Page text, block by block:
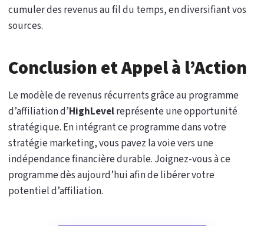
cumuler des revenus au fil du temps, en diversifiant vos
sources.
Conclusion et Appel à l’Action
Le modèle de revenus récurrents grâce au programme
d’affiliation d’HighLevelreprésente une opportunité
stratégique. En intégrant ce programme dans votre
stratégie marketing, vous pavez la voie vers une
indépendance financière durable. Joignez-vous à ce
programme dès aujourd’hui afin de libérer votre
potentiel d’affiliation.